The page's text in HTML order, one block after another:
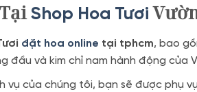
Shop Hoa Tươi
đặt hoa online tại tphcm, bao
đầu và kim chỉ nam hành động của
vụ của chúng tôi, bạn sẽ được phụ